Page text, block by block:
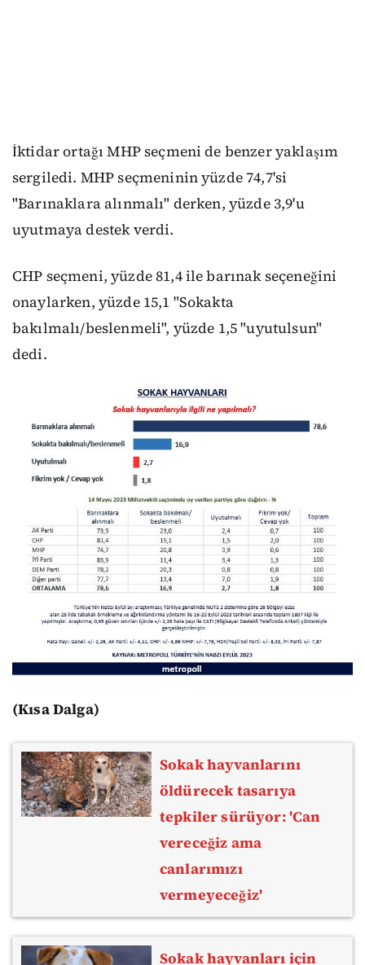
İktidar ortağı MHP seçmeni de benzer yaklaşım
sergiledi. MHP seçmeninin yüzde 74,7'si
"Barınaklara alınmalı" derken, yüzde 3,9'u
uyutmaya destek verdi.
CHP seçmeni, yüzde 81,4 ile barınak seçeneğini
onaylarken, yüzde 15,1 "Sokakta
bakılmalı/beslenmeli", yüzde 1,5 "uyutulsun"
dedi.
(Kısa Dalga)
Sokak hayvanlarını
öldürecek tasarıya
tepkiler sürüyor: 'Can
vereceğiz ama
canlarımızı
vermeyeceğiz'
Sokak hayvanları için